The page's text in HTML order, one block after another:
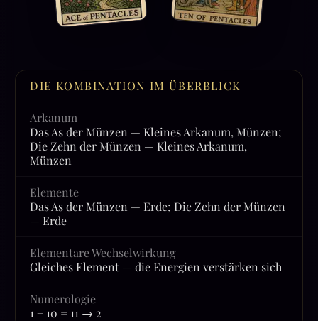
DIE KOMBINATION IM ÜBERBLICK
Arkanum
Das As der Münzen — Kleines Arkanum, Münzen;
Die Zehn der Münzen — Kleines Arkanum,
Münzen
Elemente
Das As der Münzen — Erde; Die Zehn der Münzen
— Erde
Elementare Wechselwirkung
Gleiches Element — die Energien verstärken sich
Numerologie
1 + 10 = 11 → 2